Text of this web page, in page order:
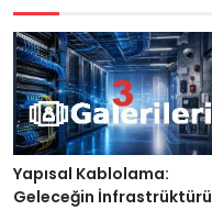
Yapısal Kablolama:
Geleceğin İnfrastrüktürü